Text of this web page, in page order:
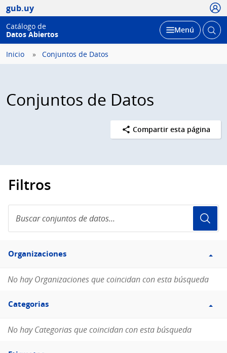
gub.uy
Catálogo de
Datos Abiertos
Desplegar
Menú Abrir
Inicio Conjuntos de Datos
Conjuntos de Datos
Compartir esta página
Filtros
conjuntos
de
Filtro
Organizaciones
Organizaciones
No hay Organizaciones que coincidan con esta búsqueda
Filtro
Categorias
Categorias
No hay Categorias que coincidan con esta búsqueda
Filtro